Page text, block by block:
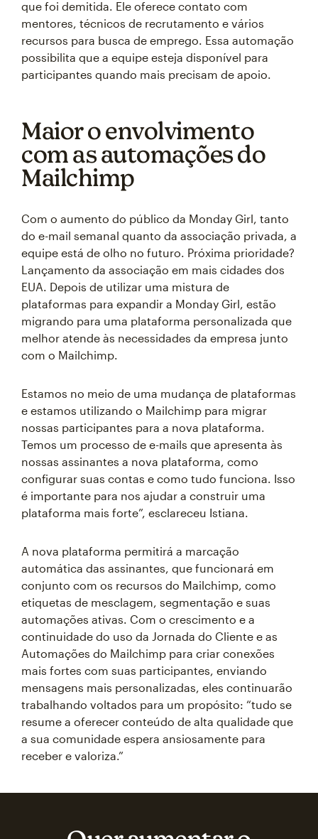
que foi demitida. Ele oferece contato com
mentores, técnicos de recrutamento e vários
recursos para busca de emprego. Essa automação
possibilita que a equipe esteja disponível para
participantes quando mais precisam de apoio.
Maior o envolvimento
com as automações do
Mailchimp
Com o aumento do público da Monday Girl, tanto
do e-mail semanal quanto da associação privada, a
equipe está de olho no futuro. Próxima prioridade?
Lançamento da associação em mais cidades dos
EUA. Depois de utilizar uma mistura de
plataformas para expandir a Monday Girl, estão
migrando para uma plataforma personalizada que
melhor atende às necessidades da empresa junto
com o Mailchimp.
Estamos no meio de uma mudança de plataformas
e estamos utilizando o Mailchimp para migrar
nossas participantes para a nova plataforma.
Temos um processo de e-mails que apresenta às
nossas assinantes a nova plataforma, como
configurar suas contas e como tudo funciona. Isso
é importante para nos ajudar a construir uma
plataforma mais forte”, esclareceu Istiana.
A nova plataforma permitirá a marcação
automática das assinantes, que funcionará em
conjunto com os recursos do Mailchimp, como
etiquetas de mesclagem, segmentação e suas
automações ativas. Com o crescimento e a
continuidade do uso da Jornada do Cliente e as
Automações do Mailchimp para criar conexões
mais fortes com suas participantes, enviando
mensagens mais personalizadas, eles continuarão
trabalhando voltados para um propósito: “tudo se
resume a oferecer conteúdo de alta qualidade que
a sua comunidade espera ansiosamente para
receber e valoriza.”